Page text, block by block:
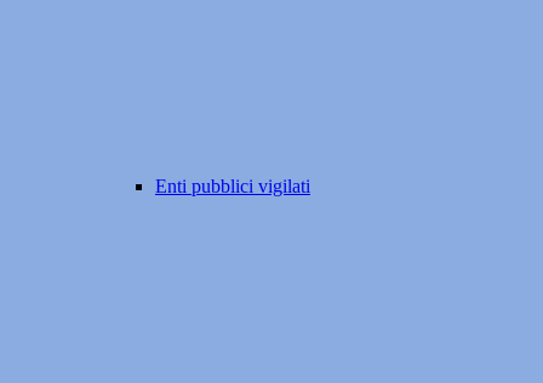
Enti pubblici vigilati